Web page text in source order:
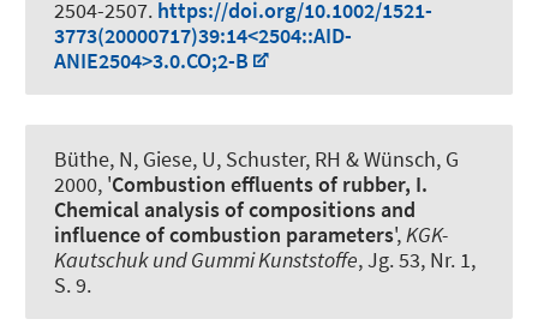
2504-2507. https://doi.org/10.1002/1521-
3773(20000717)39:14<2504::AID-
ANIE2504>3.0.CO;2-B
Büthe, N, Giese, U, Schuster, RH & Wünsch, G
2000, 'Combustion effluents of rubber, I.
Chemical analysis of compositions and
influence of combustion parameters',KGK-
Kautschuk und Gummi Kunststoffe, Jg. 53, Nr. 1,
S. 9.